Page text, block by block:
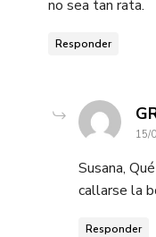
no sea tan rata.
Responder
15/
Susana,
callarse la
Responder